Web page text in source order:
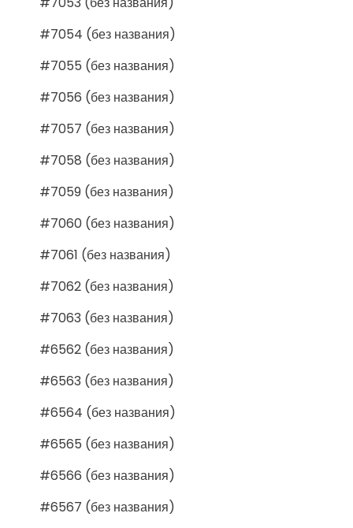
#7054 (без названия)
#7055 (без названия)
#7056 (без названия)
#7057 (без названия)
#7058 (без названия)
#7059 (без названия)
#7060 (без названия)
#7061 (без названия)
#7062 (без названия)
#7063 (без названия)
#6562 (без названия)
#6563 (без названия)
#6564 (без названия)
#6565 (без названия)
#6566 (без названия)
#6567 (без названия)